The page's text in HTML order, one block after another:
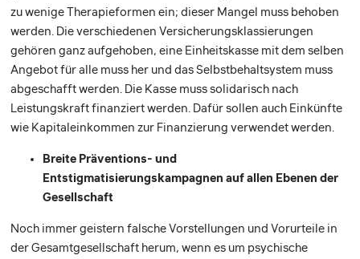
zu wenige Therapieformen ein; dieser Mangel muss behoben
werden. Die verschiedenen Versicherungsklassierungen
gehören ganz aufgehoben, eine Einheitskasse mit dem selben
Angebot für alle muss her und das Selbstbehaltsystem muss
abgeschafft werden. Die Kasse muss solidarisch nach
Leistungskraft finanziert werden. Dafür sollen auch Einkünfte
wie Kapitaleinkommen zur Finanzierung verwendet werden.
Breite Präventions- und
Entstigmatisierungskampagnen auf allen Ebenen der
Gesellschaft
Noch immer geistern falsche Vorstellungen und Vorurteile in
der Gesamtgesellschaft herum, wenn es um psychische